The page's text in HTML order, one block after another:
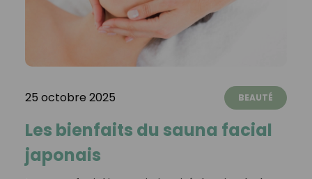
25 octobre 2025 BEAUTÉ
Les bienfaits du sauna facial
japonais